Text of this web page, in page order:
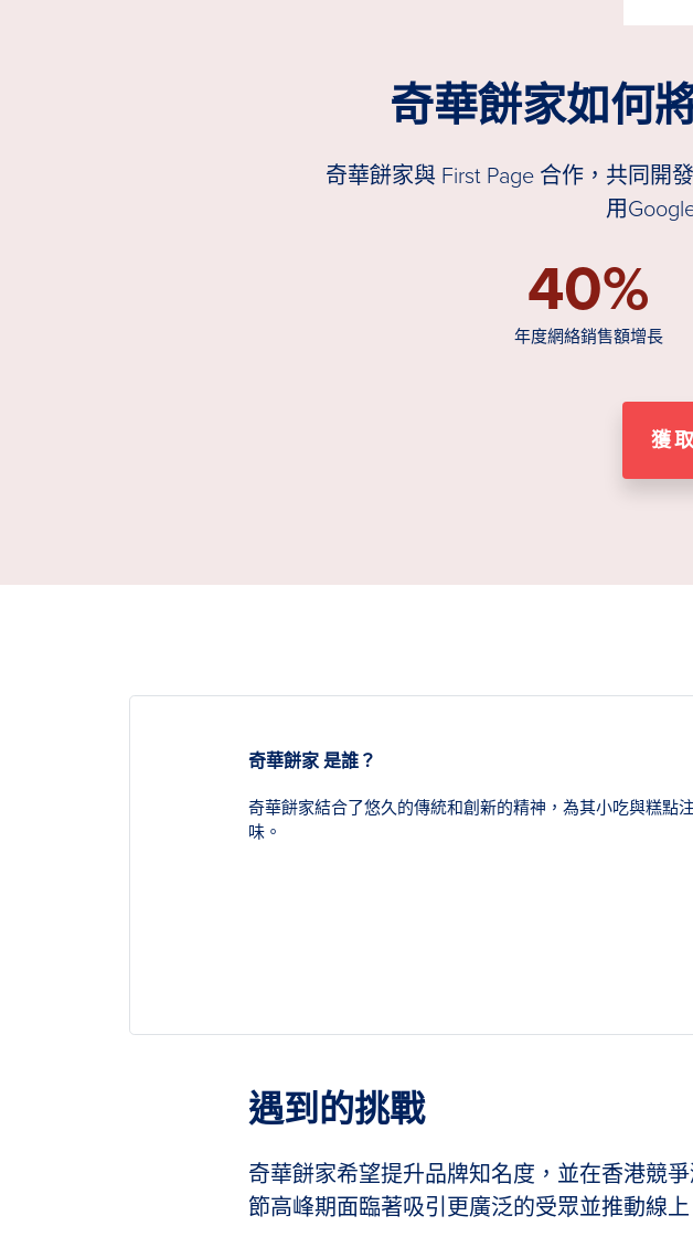
奇華餅家如何
奇華餅家與 First Page 合作，共同開
用
40%
年度網絡銷售額增長
獲
奇華餅家 是誰？
奇華餅家結合了悠久的傳統和創新的精神，為其小吃與糕點
味。
遇到的挑戰
奇華餅家希望提升品牌知名度，並在香港競
節高峰期面臨著吸引更廣泛的受眾並推動線